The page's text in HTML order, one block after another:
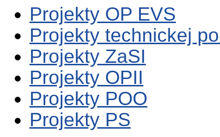
Projekty OP EVS
Projekty technickej
Projekty ZaSI
Projekty OPII
Projekty POO
Projekty PS